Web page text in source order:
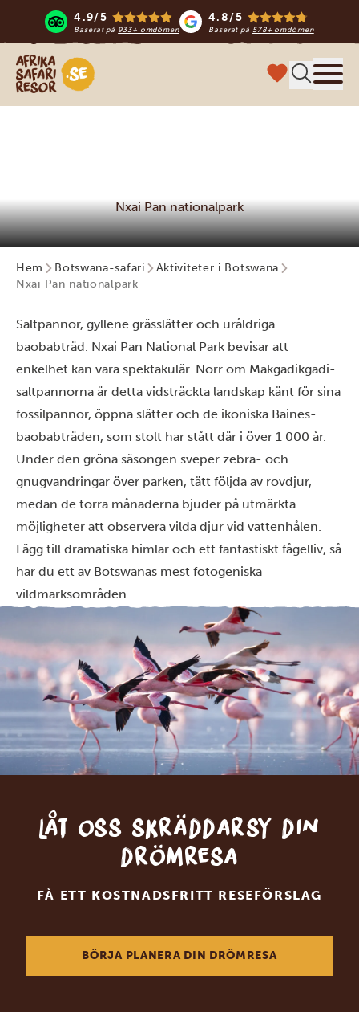
4.9/5
Baserat på 933+ omdömen
4.8/5
Baserat på 578+ omdömen
Safari-resor i Afrika
Nxai Pan nationalpark
Hem Botswana-safari
Aktiviteter i Botswana
Nxai Pan nationalpark
Saltpannor, gyllene grässlätter och uråldriga
baobabträd. Nxai Pan National Park bevisar att
enkelhet kan vara spektakulär. Norr om Makgadikgadi-
saltpannorna är detta vidsträckta landskap känt för sina
fossilpannor, öppna slätter och de ikoniska Baines-
baobabträden, som stolt har stått där i över 1 000 år.
Under den gröna säsongen sveper zebra- och
gnugvandringar över parken, tätt följda av rovdjur,
medan de torra månaderna bjuder på utmärkta
möjligheter att observera vilda djur vid vattenhålen.
Lägg till dramatiska himlar och ett fantastiskt fågelliv, så
har du ett av Botswanas mest fotogeniska
vildmarksområden.
Låt oss skräddarsy din
drömresa
FÅ ETT KOSTNADSFRITT RESEFÖRSLAG
BÖRJA PLANERA DIN DRÖMRESA